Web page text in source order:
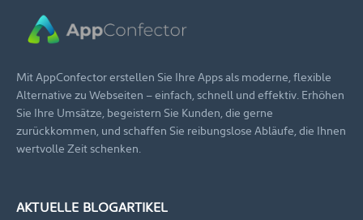
Mit AppConfector erstellen Sie Ihre Apps als moderne, flexible
Alternative zu Webseiten – einfach, schnell und effektiv. Erhöhen
Sie Ihre Umsätze, begeistern Sie Kunden, die gerne
zurückkommen, und schaffen Sie reibungslose Abläufe, die Ihnen
wertvolle Zeit schenken.
AKTUELLE BLOGARTIKEL